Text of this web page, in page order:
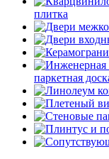
плитка
паркетная